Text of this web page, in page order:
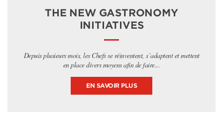
THE NEW GASTRONOMY
INITIATIVES
Depuis plusieurs mois, les Chefs se réinventent, s’adaptent et mettent
en place divers moyens afin de faire...
EN SAVOIR PLUS